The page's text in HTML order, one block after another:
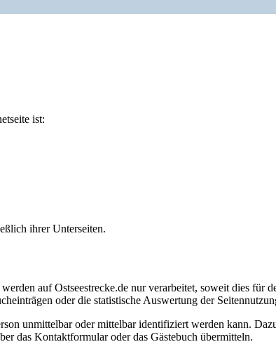
ist:
ihrer Unterseiten.
auf Ostseestrecke.de nur verarbeitet, soweit dies für
oder die statistische Auswertung der
unmittelbar oder mittelbar identifiziert werden kann.
das Kontaktformular oder das Gästebuch übermitteln.